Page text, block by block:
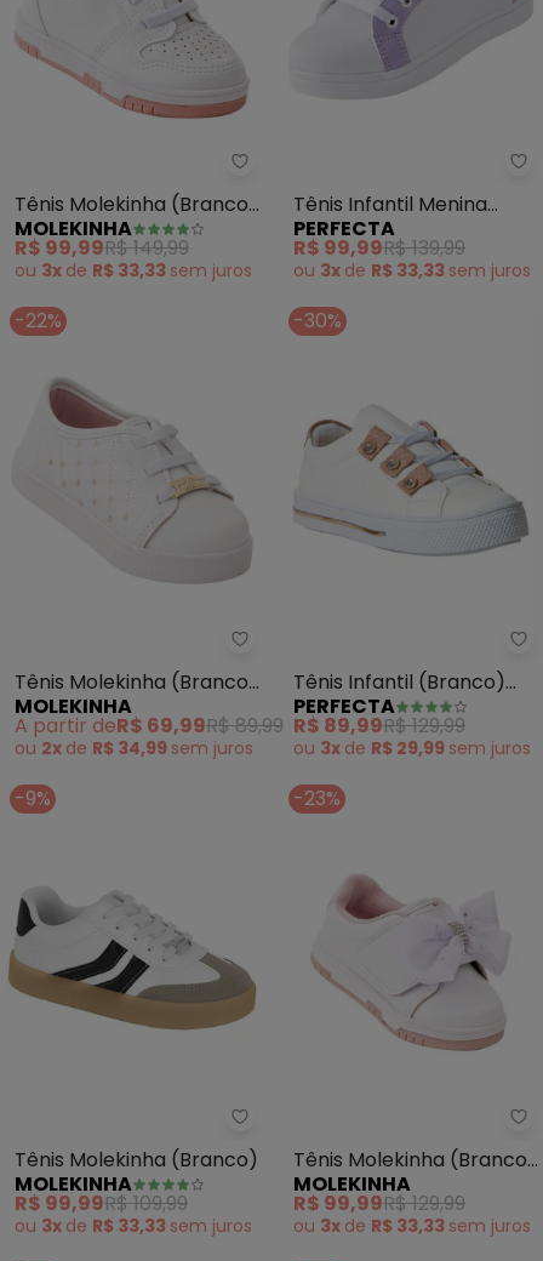
Molekinha - Tênis Molekinha
Tênis Molekinha (Branco)
em Sintético
MOLEKINHA
R$ 99,99R$ 149,99
ou 3x de R$ 33,33 sem juros
Tênis Infantil Menina
(Branco) em Sintético
PERFECTA
R$ 99,99R$ 139,99
ou 3x de R$ 33,33 sem juros
-22%
Molekinha - Tênis Molekinha
Tênis Molekinha (Branco)
em Sintético
MOLEKINHA
A partir deR$ 69,99R$ 89,99
ou 2x de R$ 34,99 sem juros
-30%
Tênis Infantil (Branco)
com Detalhe de Strass
PERFECTA
R$ 89,99R$ 129,99
ou 3x de R$ 29,99 sem juros
-9%
Molekinha - Tênis Molekinha
Tênis Molekinha (Branco)
MOLEKINHA
R$ 99,99R$ 109,99
ou 3x de R$ 33,33 sem juros
-23%
Tênis Molekinha (Branco)
em Sintético
MOLEKINHA
R$ 99,99R$ 129,99
ou 3x de R$ 33,33 sem juros